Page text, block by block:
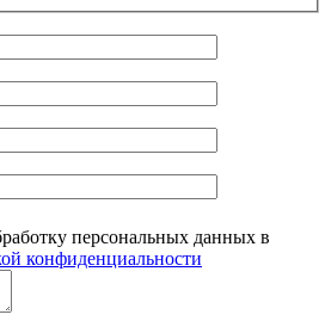
персональных данных в
конфиденциальности